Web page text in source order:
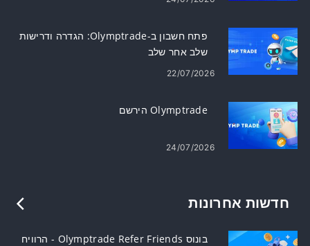
פתח חשבון ב-Olymptrade: הגדרה ודרישות
שלב אחר שלב
22/07/2026
Olymptrade הירשם
24/07/2026
חדשות אחרונות
בונוס Olymptrade Refer Friends - הרוויח